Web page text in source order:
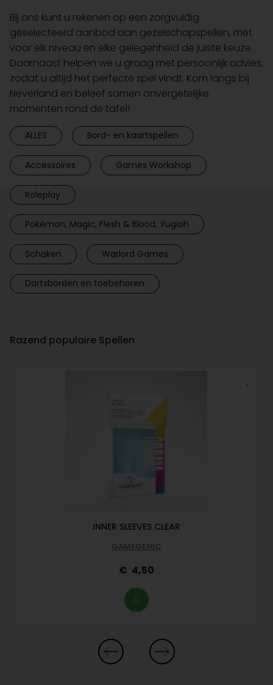
Bij ons kunt u rekenen op een zorgvuldig
geselecteerd aanbod aan gezelschapspellen, met
voor elk niveau en elke gelegenheid de juiste keuze.
Daarnaast helpen we u graag met persoonlijk advies,
zodat u altijd het perfecte spel vindt. Kom langs bij
Neverland en beleef samen onvergetelijke
momenten rond de tafel!
ALLES Bord- en kaartspellen
Accessoires Games Workshop
Roleplay
Pokémon, Magic, Flesh & Blood, Yugioh
Schaken Warlord Games
Dartsborden en toebehoren
Razend populaire Spellen
INNER SLEEVES CLEAR
GAMEGENIC
4,50